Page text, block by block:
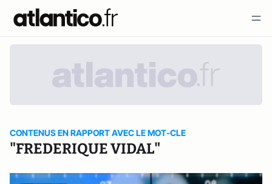
CONTENUS EN RAPPORT AVEC LE MOT-CLE
"FREDERIQUE VIDAL"